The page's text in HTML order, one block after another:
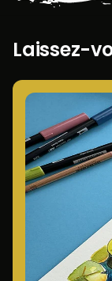
Laissez-